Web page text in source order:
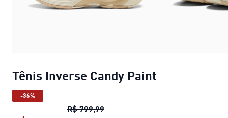
Tênis Inverse Candy Paint
-36%
R$ 799,99Tênis Inverse Candy Paint